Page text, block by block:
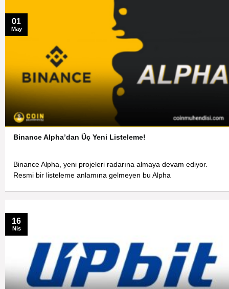
Binance Alpha’dan Üç Yeni Listeleme!
Binance Alpha, yeni projeleri radarına almaya devam ediyor.
Resmi bir listeleme anlamına gelmeyen bu Alpha
01
May
16
Nis